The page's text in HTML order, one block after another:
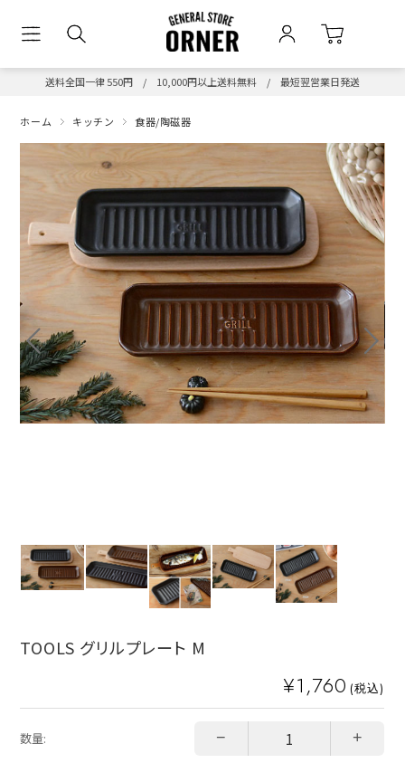
送料全国一律 550円 / 10,000円以上送料無料 / 最短翌営業日発送
ホーム キッチン 食器/陶磁器
TOOLS グリルプレート M
¥1,760 (税込)
数量: − +